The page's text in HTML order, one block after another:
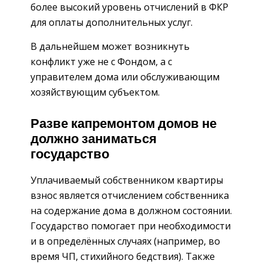
более высокий уровень отчислений в ФКР
для оплаты дополнительных услуг.
В дальнейшем может возникнуть
конфликт уже не с Фондом, а с
управителем дома или обслуживающим
хозяйствующим субъектом.
Разве капремонтом домов не
должно заниматься
государство
Уплачиваемый собственником квартиры
взнос является отчислением собственника
на содержание дома в должном состоянии.
Государство помогает при необходимости
и в определённых случаях (например, во
время ЧП, стихийного бедствия). Также